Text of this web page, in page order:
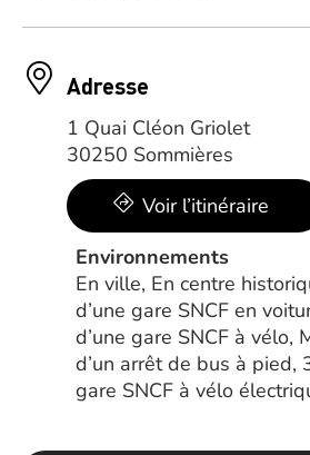
Adresse
1 Quai Cléon Griolet
30250 Sommières
Voir l’itinéraire
Environnements
En ville, En centre
d’une gare SNCF en
d’une gare SNCF à vélo,
d’un arrêt de bus à pied,
gare SNCF à vélo